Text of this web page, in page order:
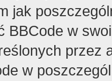
jak
BBCode w
przez
w